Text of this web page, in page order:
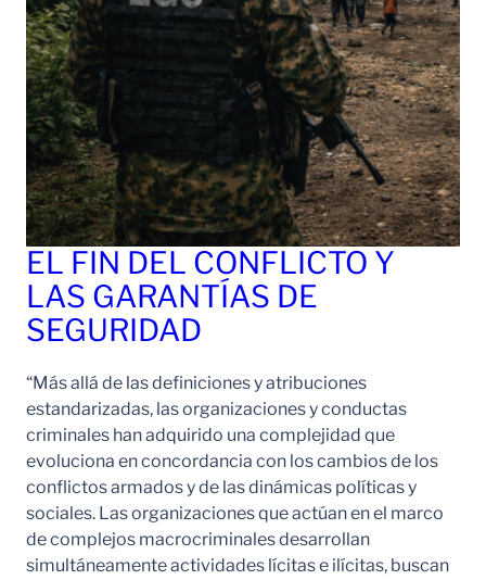
EL FIN DEL CONFLICTO Y
LAS GARANTÍAS DE
SEGURIDAD
“Más allá de las definiciones y atribuciones
estandarizadas, las organizaciones y conductas
criminales han adquirido una complejidad que
evoluciona en concordancia con los cambios de los
conflictos armados y de las dinámicas políticas y
sociales. Las organizaciones que actúan en el marco
de complejos macrocriminales desarrollan
simultáneamente actividades lícitas e ilícitas, buscan